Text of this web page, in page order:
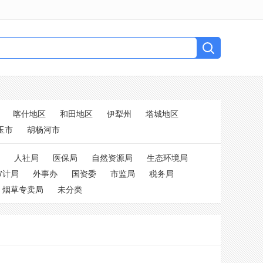
喀什地区 和田地区 伊犁州
塔城地区
市 胡杨河市
人社局 医保局 自然资源局
生态环境局
计局 外事办 国资委 市监局
税务局
烟草专卖局 未分类